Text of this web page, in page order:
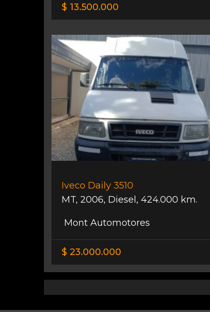
$ 13.500.000
Iveco Daily 3510
MT, 2006, Diesel , 424.000 km.
Mont Automotores
$ 23.000.000